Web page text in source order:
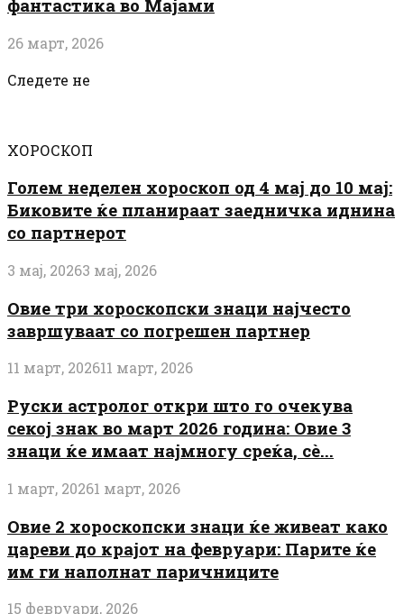
фантастика во Мајами
26 март, 2026
Следете не
ХОРОСКОП
Голем неделен хороскоп од 4 мај до 10 мај:
Биковите ќе планираат заедничка иднина
со партнерот
3 мај, 20263 мај, 2026
Овие три хороскопски знаци најчесто
завршуваат со погрешен партнер
11 март, 202611 март, 2026
Руски астролог откри што го очекува
секој знак во март 2026 година: Овие 3
знаци ќе имаат најмногу среќа, сè...
1 март, 20261 март, 2026
Овие 2 хороскопски знаци ќе живеат како
цареви до крајот на февруари: Парите ќе
им ги наполнат паричниците
15 февруари, 2026